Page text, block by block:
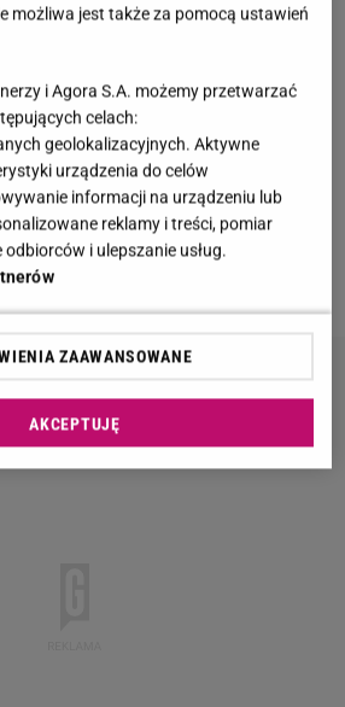
starała się powrócić do
w castingach do "Bar Europa".
z show, choć dostała
stki.
że Kasia wzięła udział w
"Wymiatacze". Modelka
zmaganiach z
.
możliwa jest także za pomocą ustawień
i Agora S.A. możemy przetwarzać
celach:
geolokalizacyjnych. Aktywne
urządzenia do celów
informacji na urządzeniu lub
reklamy i treści, pomiar
i ulepszanie usług.
ZAAWANSOWANE
AKCEPTUJĘ